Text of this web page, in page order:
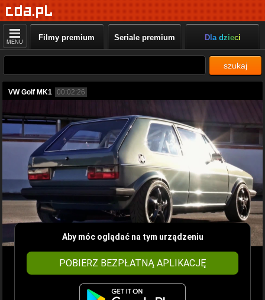
MENU Filmy premium Seriale premium Dla dzieci
szukaj
VW Golf MK1 00:02:26
Aby móc oglądać na tym urządzeniu
POBIERZ BEZPŁATNĄ APLIKACJĘ